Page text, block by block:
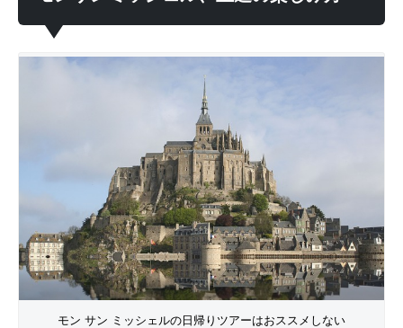
モン サン ミッシェルの日帰りツアーはおススメしない